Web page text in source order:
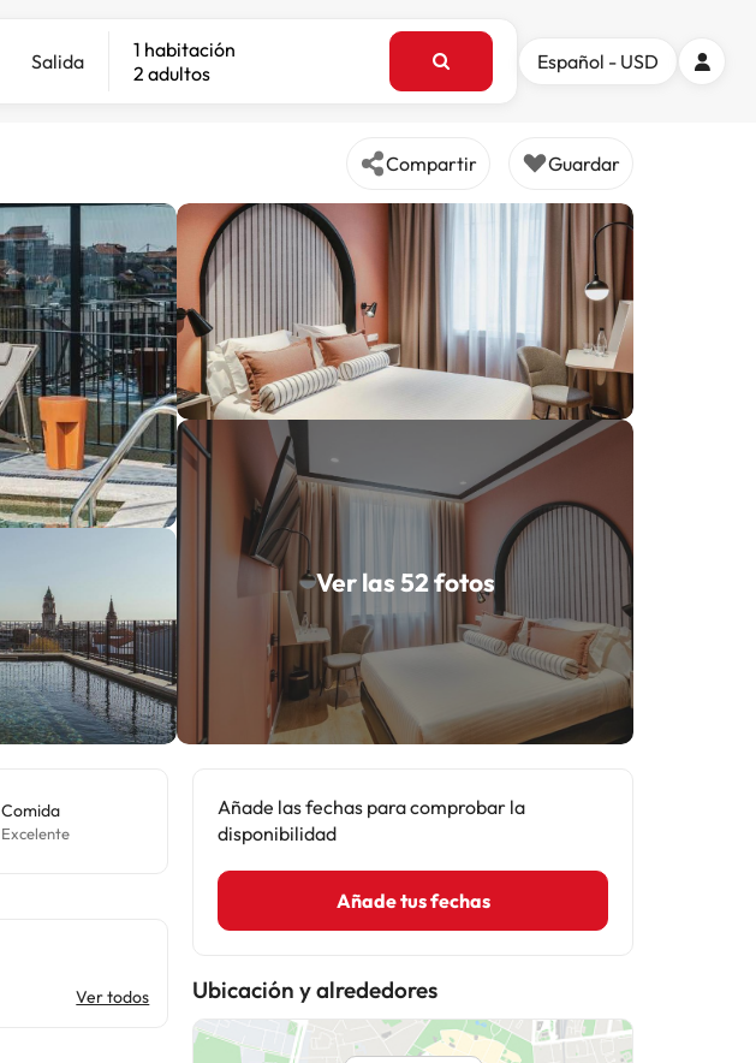
Salida
1 habitación
2 adultos
Español - USD
Compartir Guardar
Ver las 52 fotos
Comida
Excelente
Ver todos
Añade las fechas para comprobar la
disponibilidad
Añade tus fechas
Ubicación y alrededores